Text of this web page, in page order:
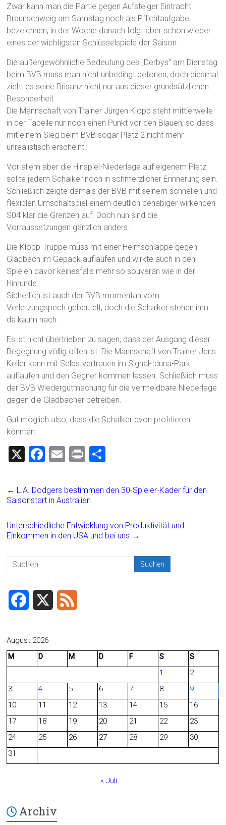
Zwar kann man die Partie gegen Aufsteiger Eintracht
Braunschweig am Samstag noch als Pflichtaufgabe
bezeichnen, in der Woche danach folgt aber schon wieder
eines der wichtigsten Schlüsselspiele der Saison.
Die außergewöhnliche Bedeutung des „Derbys“ am Dienstag
beim BVB muss man nicht unbedingt betonen, doch diesmal
zieht es seine Brisanz nicht nur aus dieser grundsätzlichen
Besonderheit.
Die Mannschaft von Trainer Jürgen Klopp steht mittlerweile
in der Tabelle nur noch einen Punkt vor den Blauen, so dass
mit einem Sieg beim BVB sogar Platz 2 nicht mehr
unrealistisch erscheint.
Vor allem aber die Hinspiel-Niederlage auf eigenem Platz
sollte jedem Schalker noch in schmerzlicher Erinnerung sein.
Schließlich zeigte damals der BVB mit seinem schnellen und
flexiblen Umschaltspiel einem deutlich behäbiger wirkenden
S04 klar die Grenzen auf. Doch nun sind die
Vorraussetzungen gänzlich anders.
Die Klopp-Truppe muss mit einer Heimschlappe gegen
Gladbach im Gepäck auflaufen und wirkte auch in den
Spielen davor keinesfalls mehr so souverän wie in der
Hinrunde.
Sicherlich ist auch der BVB momentan vom
Verletzungspech gebeutelt, doch die Schalker stehen ihm
da kaum nach.
Es ist nicht übertrieben zu sagen, dass der Ausgang dieser
Begegnung völlig offen ist. Die Mannschaft von Trainer Jens
Keller kann mit Selbstvertrauen im Signal-Iduna-Park
auflaufen und den Gegner kommen lassen. Schließlich muss
der BVB Wiedergutmachung für die vermeidbare Niederlage
gegen die Gladbacher betreiben.
Gut möglich also, dass die Schalker dvon profitieren
könnten.
X
F
ce
b
o
ok
E
ai
l
Pr
t
e
← L.A. Dodgers bestimmen den 30-Spieler-Kader für den
Saisonstart in Australien
Unterschiedliche Entwicklung von Produktivität und
Einkommen in den USA und bei uns →
c
b
o
August 2026
M
D M D F S
S
1
2
3
4 5 6 7 8
9
10
11 12 13 14 15
16
17
18 19 20 21 22
23
24
25 26 27 28 29
30
31
« Juli
Archiv